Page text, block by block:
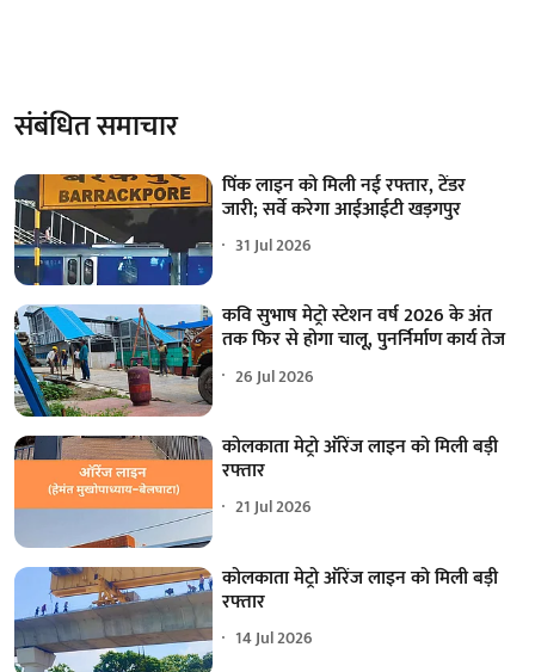
संबंधित समाचार
पिंक लाइन को मिली नई रफ्तार, टेंडर
जारी; सर्वे करेगा आईआईटी खड़गपुर
31 Jul 2026
कवि सुभाष मेट्रो स्टेशन वर्ष 2026 के अंत
तक फिर से होगा चालू, पुनर्निर्माण कार्य तेज
26 Jul 2026
कोलकाता मेट्रो ऑरेंज लाइन को मिली बड़ी
रफ्तार
21 Jul 2026
कोलकाता मेट्रो ऑरेंज लाइन को मिली बड़ी
रफ्तार
14 Jul 2026